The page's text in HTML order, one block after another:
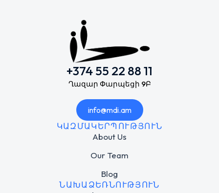
+374 55 22 88 11
Ղազար Փարպեցի 9Բ
info@mdi.am
ԿԱԶՄԱԿԵՐՊՈՒԹՅՈՒՆ
About Us
Our Team
Blog
ՆԱԽԱՁԵՌՆՈՒԹՅՈՒՆ